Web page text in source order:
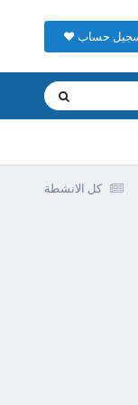
حساب ♥
كل الانشطة